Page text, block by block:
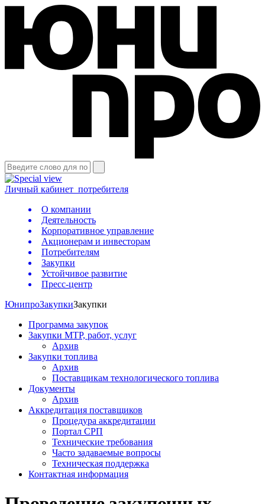
Личный кабинет потребителя
О компании
Деятельность
Корпоративное управление
Акционерам и инвесторам
Потребителям
Закупки
Устойчивое развитие
Пресс-центр
ЮнипроЗакупкиЗакупки
Программа закупок
Закупки МТР, работ, услуг
Архив
Закупки топлива
Архив
Поставщикам технологического топлива
Документы
Архив
Аккредитация поставщиков
Процедура аккредитации
Портал СРП
Технические требования
Часто задаваемые вопросы
Техническая поддержка
Контактная информация